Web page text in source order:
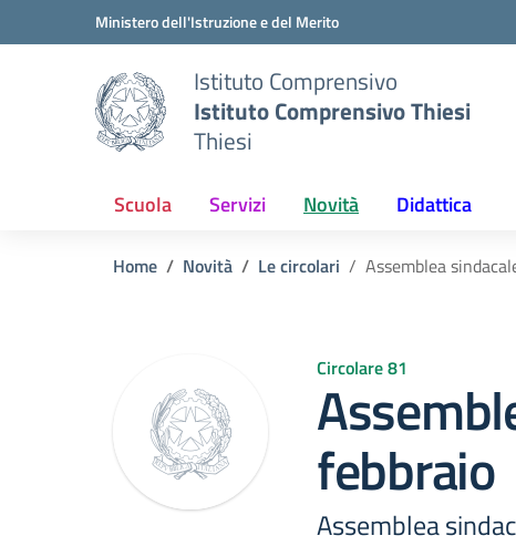
Vai ai contenuti
Vai al menu di navigazioneMinistero dell'Istruzione e del Merito
Istituto Comprensivo
Istituto Comprensivo Thiesi
Thiesi
Scuola Servizi Novità Didattica
Home Novità Le circolari Assemblea
Circolare 81
febbraio
Assemblea